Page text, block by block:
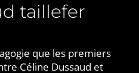
taillefer
que les premiers
Céline Dussaud et